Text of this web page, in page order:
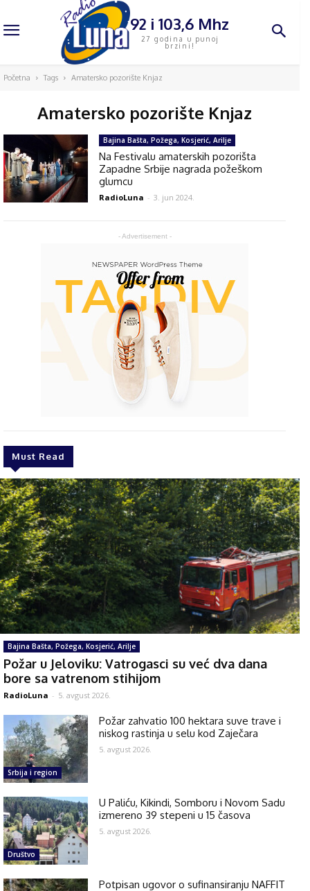
92 i 103,6 Mhz
27 godina u punoj
brzini!
Početna Tags Amatersko pozorište Knjaz
Amatersko pozorište Knjaz
- Advertisement -
Must Read
Bajina Bašta, Požega, Kosjerić, Arilje
Požar u Jeloviku: Vatrogasci su već dva dana
bore sa vatrenom stihijom
RadioLuna - 5. avgust 2026.
Srbija i region
Požar zahvatio 100 hektara suve trave i
niskog rastinja u selu kod Zaječara
5. avgust 2026.
Društvo
U Paliću, Kikindi, Somboru i Novom Sadu
izmereno 39 stepeni u 15 časova
5. avgust 2026.
Potpisan ugovor o sufinansiranju NAFFIT
Bajina Bašta, Požega, Kosjerić, Arilje
Na Festivalu amaterskih pozorišta
Zapadne Srbije nagrada požeškom
glumcu
RadioLuna - 3. jun 2024.